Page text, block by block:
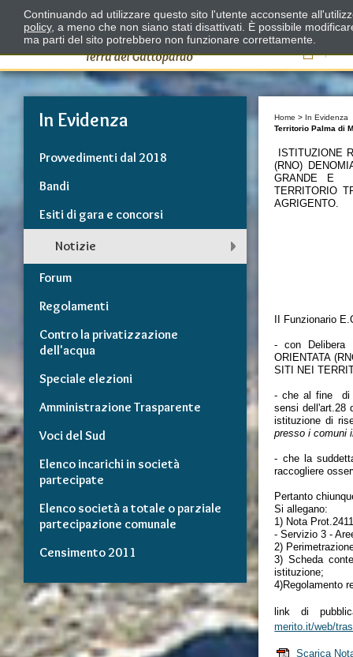
Il
In Evidenza
Provvedimenti dal 2018
Bandi
Esiti di gara e concorsi
Notizie
Forum
Regolamenti
Contro la privatizzazione
dell'acqua
Speciale elezioni
Amministrazione Trasparente
Voci del Sud
Elenco incarichi in società
partecipate
Elenco società a totale o parziale
partecipazione comunale
Censimento 2011
Home > In Evidenza
Territorio Palma di
ISTITUZIONE
(RNO)
GRANDE E
TERRITORIO
AGRIGENTO.
II
- con Delibera
ORIENTATA
SITI NEI
- che al fine di
sensi dell'art.28
istituzione di
presso i comuni
- che la
raccogliere
Pertanto
Si allegano:
1) Nota
- Servizio 3 -
2)
3) Scheda
istituzione;
4)Regolamento
link di
merito.it/web/
Scarica
Continuando ad utilizzare questo sito l'utente acconsente
policy, a meno che non siano stati disattivati. È possibile
ma parti del sito potrebbero non funzionare correttamente.